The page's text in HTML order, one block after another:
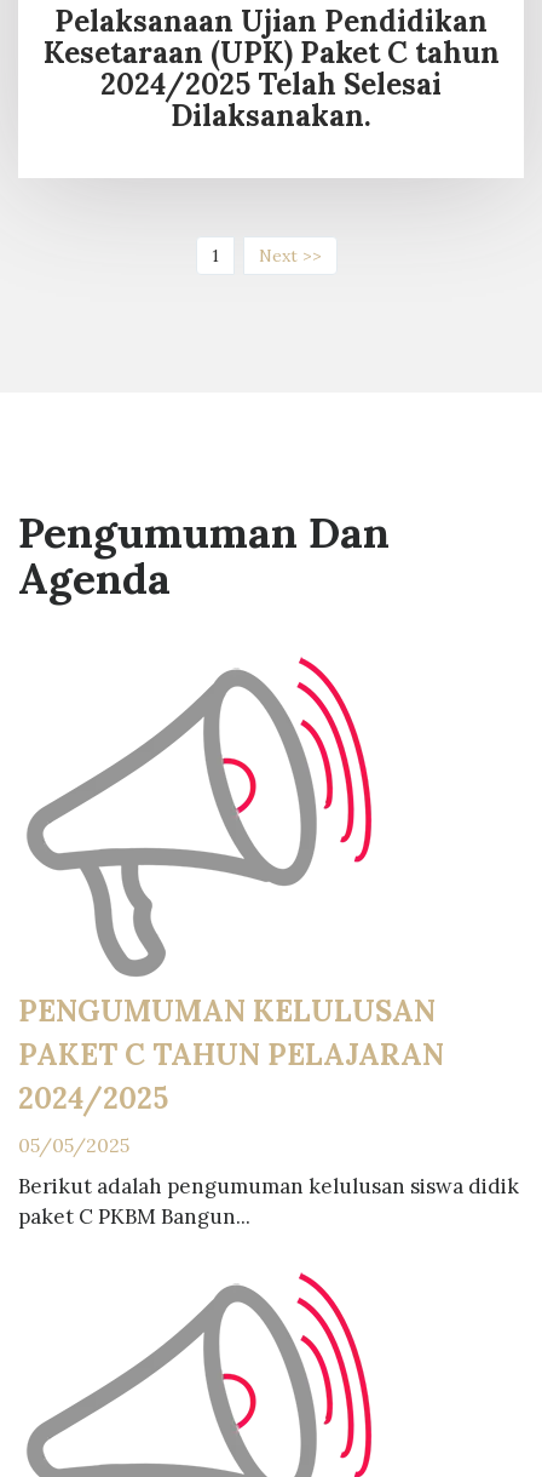
Pelaksanaan Ujian Pendidikan
Kesetaraan (UPK) Paket C tahun
2024/2025 Telah Selesai
Dilaksanakan.
1(current)Next >>
Pengumuman Dan
Agenda
PENGUMUMAN KELULUSAN
PAKET C TAHUN PELAJARAN
2024/2025
05/05/2025
Berikut adalah pengumuman kelulusan siswa didik
paket C PKBM Bangun...